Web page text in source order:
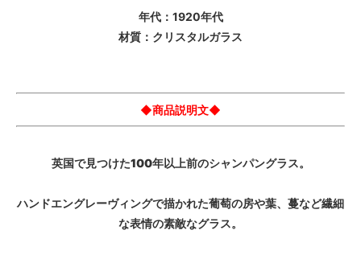
年代：1920年代
材質：クリスタルガラス
◆商品説明文◆
英国で見つけた100年以上前のシャンパングラス。
ハンドエングレーヴィングで描かれた葡萄の房や葉、蔓など繊細
な表情の素敵なグラス。